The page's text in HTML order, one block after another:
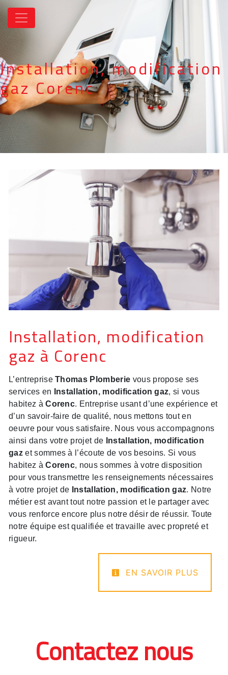
Panneau de gestion des cookies
Installation, modification
gaz Corenc
Installation, modification
gaz à Corenc
L’entrepriseThomas Plomberie vous propose ses
services en
Installation, modification gaz, si vous
habitez àCorenc. Entreprise usant d’une expérience et
d’un savoir-faire de qualité, nous mettons tout en
oeuvre pour vous satisfaire. Nous vous accompagnons
ainsi dans votre projet de Installation, modification
gazet sommes à l’écoute de vos besoins. Si vous
habitez àCorenc, nous sommes à votre disposition
pour vous transmettre les renseignements nécessaires
à votre projet de Installation, modification gaz. Notre
métier est avant tout notre passion et le partager avec
vous renforce encore plus notre désir de réussir. Toute
notre équipe est qualifiée et travaille avec propreté et
rigueur.
EN SAVOIR PLUS
Contactez nous